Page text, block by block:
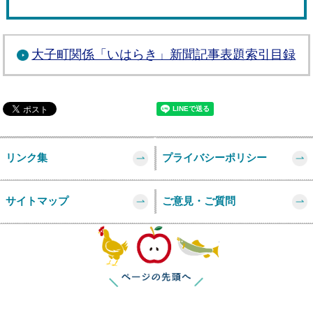
大子町関係「いはらき」新聞記事表題索引目録
リンク集 プライバシーポリシー
サイトマップ ご意見・ご質問